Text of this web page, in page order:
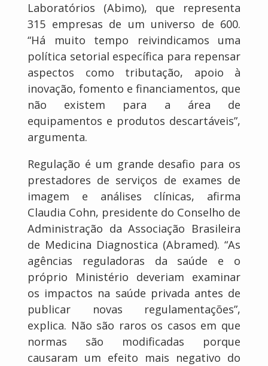
Laboratórios (Abimo), que representa
315 empresas de um universo de 600.
“Há muito tempo reivindicamos uma
política setorial específica para repensar
aspectos como tributação, apoio à
inovação, fomento e financiamentos, que
não existem para a área de
equipamentos e produtos descartáveis”,
argumenta.
Regulação é um grande desafio para os
prestadores de serviços de exames de
imagem e análises clínicas, afirma
Claudia Cohn, presidente do Conselho de
Administração da Associação Brasileira
de Medicina Diagnostica (Abramed). “As
agências reguladoras da saúde e o
próprio Ministério deveriam examinar
os impactos na saúde privada antes de
publicar novas regulamentações”,
explica. Não são raros os casos em que
normas são modificadas porque
causaram um efeito mais negativo do